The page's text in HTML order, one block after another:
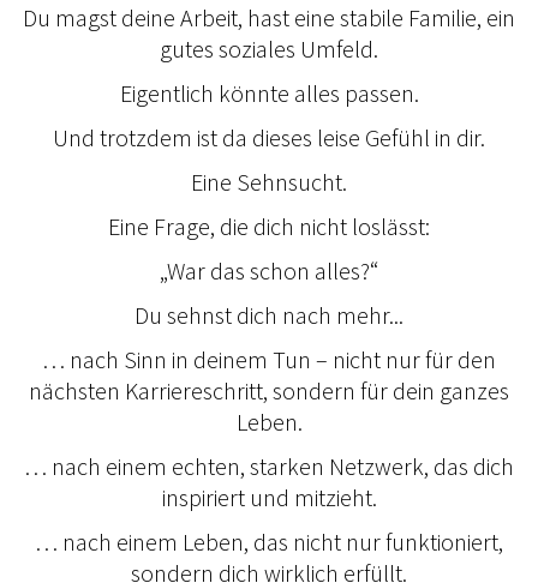
Du magst deine Arbeit, hast eine stabile Familie, ein
gutes soziales Umfeld.
Eigentlich könnte alles passen.
Und trotzdem ist da dieses leise Gefühl in dir.
Eine Sehnsucht.
Eine Frage, die dich nicht loslässt:
„War das schon alles?“
Du sehnst dich nach mehr...
… nach Sinn in deinem Tun – nicht nur für den
nächsten Karriereschritt, sondern für dein ganzes
Leben.
… nach einem echten, starken Netzwerk, das dich
inspiriert und mitzieht.
… nach einem Leben, das nicht nur funktioniert,
sondern dich wirklich erfüllt.